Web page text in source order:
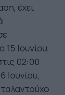
έχει
Ιουνίου,
02:00
Ιουνίου,